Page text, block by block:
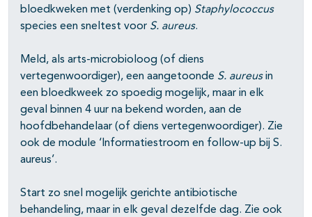
bloedkweken met (verdenking op) Staphylococcus
species een sneltest voor S. aureus.
Meld, als arts-microbioloog (of diens
vertegenwoordiger), een aangetoonde S. aureusin
een bloedkweek zo spoedig mogelijk, maar in elk
geval binnen 4 uur na bekend worden, aan de
hoofdbehandelaar (of diens vertegenwoordiger). Zie
ook de module ‘Informatiestroom en follow-up bij S.
aureus’.
Start zo snel mogelijk gerichte antibiotische
behandeling, maar in elk geval dezelfde dag. Zie ook